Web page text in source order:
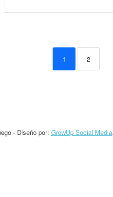
1 2
- Diseño por: GrowUp Social Media.